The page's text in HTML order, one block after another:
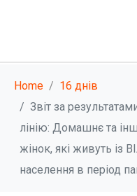
Home
16 днів
Звіт за
лінію: Домашнє та
жінок, які живуть із
населення в період